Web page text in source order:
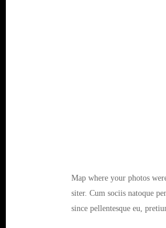
Map where your photos
siter. Cum sociis natoque
since pellentesque eu,